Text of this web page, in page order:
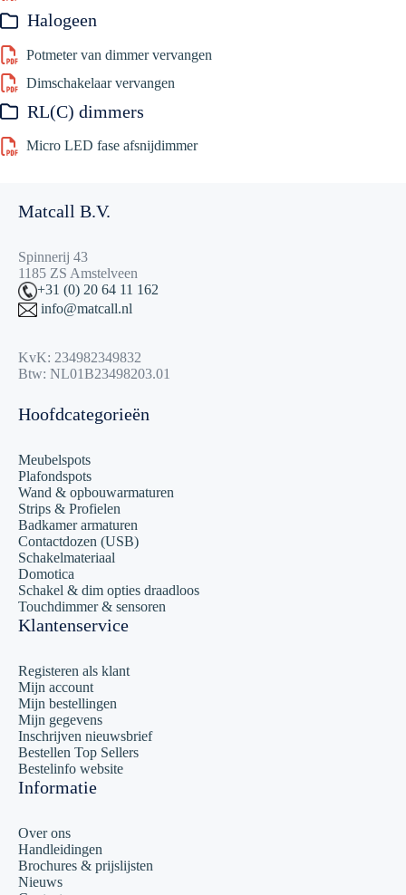
Halogeen
Potmeter van dimmer vervangen
Dimschakelaar vervangen
RL(C) dimmers
Micro LED fase afsnijdimmer
Matcall B.V.
Spinnerij 43
1185 ZS Amstelveen
+31 (0) 20 64 11 162
info@matcall.nl
KvK: 234982349832
Btw: NL01B23498203.01
Hoofdcategorieën
Meubelspots
Plafondspots
Wand & opbouwarmaturen
Strips & Profielen
Badkamer armaturen
Contactdozen (USB)
Schakelmateriaal
Domotica
Schakel & dim opties draadloos
Touchdimmer & sensoren
Klantenservice
Registeren als klant
Mijn account
Mijn bestellingen
Mijn gegevens
Inschrijven nieuwsbrief
Bestellen Top Sellers
Bestelinfo website
Informatie
Over ons
Handleidingen
Brochures & prijslijsten
Nieuws